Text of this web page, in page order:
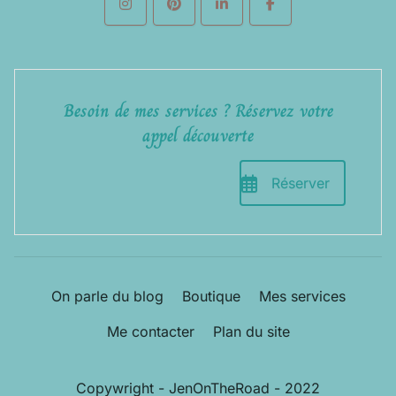
Besoin de mes services ? Réservez votre
appel découverte
Réserver
On parle du blog Boutique
Mes services
Me contacter
Plan du site
Copywright - JenOnTheRoad - 2022